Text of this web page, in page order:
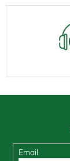
Email